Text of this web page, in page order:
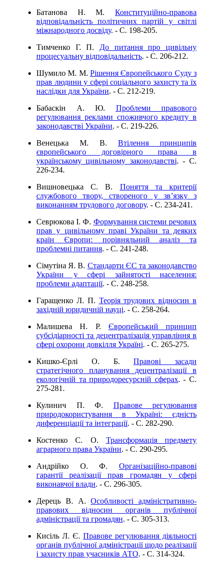
Батанова Н. М. Конституційно-правова
відповідальність політичних партій у світлі
міжнародного досвіду. - C. 198-205.
Тимченко Г. П. До питання про цивільну
процесуальну відповідальність. - C. 206-212.
Шумило М. М. Рішення Європейського Суду з
прав людини у сфері соціального захисту та їх
наслідки для України. - C. 212-219.
Бабаскін А. Ю. Проблеми правового
регулювання реклами споживчого кредиту в
законодавстві України. - C. 219-226.
Венецька М. В. Втілення принципів
європейського договірного права в
українському цивільному законодавстві. - C.
226-234.
Вишновецька С. В. Поняття та критерії
службового твору, створеного у зв’язку з
виконанням трудового договору. - C. 234-241.
Севрюкова І. Ф. Формування системи речових
прав у цивільному праві України та деяких
країн Європи: порівняльний аналіз та
проблемні питання. - C. 241-248.
Сімутіна Я. В. Стандарти ЄС та законодавство
України у сфері зайнятості населення:
проблеми адаптації. - C. 248-258.
Гаращенко Л. П. Теорія трудових відносин в
західній юридичній науці. - C. 258-264.
Малишева Н. Р. Європейський принцип
субсідіарності та децентралізація управління в
сфері охорони довкілля Україні. - C. 265-275.
Кишко-Єрлі О. Б.Правові засади
стратегічного планування децентралізації в
екологічній та природоресурсній сферах. - C.
275-281.
Кулинич П. Ф. Правове регулювання
природокористування в Україні: єдність
диференціації та інтеграції. - C. 282-290.
Костенко С. О. Трансформація предмету
аграрного права України. - C. 290-295.
Андрійко О. Ф. Організаційно-правові
гарантії реалізації прав громадян у сфері
виконавчої влади. - C. 296-305.
Дерець В. А.Особливості адміністративно-
правових відносин органів публічної
адміністрації та громадян. - C. 305-313.
Кисіль Л. Є. Правове регулювання діяльності
органів публічної адміністрації щодо реалізації
і захисту прав учасників АТО. - C. 314-324.